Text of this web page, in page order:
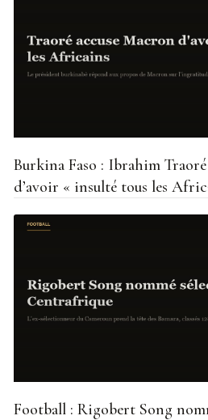
Burkina Faso : Ibrahim
d’avoir « insulté tous les
Football : Rigobert Song